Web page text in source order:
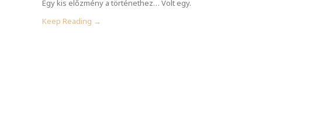
Egy kis előzmény a történethez… Volt egy.
Keep Reading →